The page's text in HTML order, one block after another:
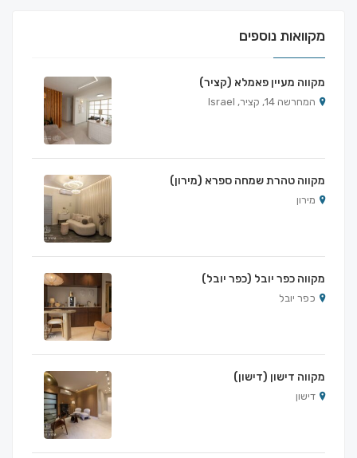
מקוואות נוספים
מקווה מעיין פאמלא (קציר)
המחרשה 14, קציר, Israel
מקווה טהרת שמחה ספרא (מירון)
מירון
מקווה כפר יובל (כפר יובל)
כפר יובל
מקווה דישון (דישון)
דישון